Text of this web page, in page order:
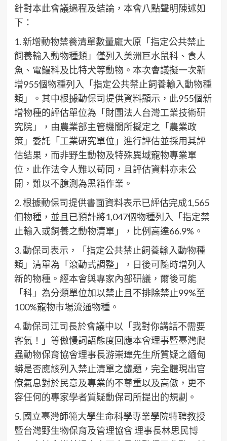
針對本此會議過程及結論，本會八點聲明陳述如
下：
1. 新增動物禁養清單數量龐大原「指定公共禁止
飼養輸入動物種類」僅列入美洲巨水鼠科、食人
魚、電鰻科及比特犬等動物。本次會議擬一次新
增955個物種列入「指定公共禁止飼養輸入動物種
類」。其中根據動保司提供資料顯示，此955個新
增物種的評估單位為「財團法人台灣工業技術研
究院」，由農業部主管機關所擬定之「農業政
策」委託「工業研究單位」進行評估並採用其評
估結果，而非野生動物及特殊異域寵物專業單
位，此作法令人難以苟同，且評估資料亦未公
開，難以不臆測為黑箱作業。
2. 根據動保司提供書面資料表示已評估完成1,565
個物種，並且已預計將1,047個物種列入「指定禁
止輸入或飼養之動物清單」，比例高達66.9%。
3. 動保司表示，「指定公共禁止飼養輸入動物種
類」清單為「滾動式調整」，日後可隨時增列入
新的物種。經本會與專家內部研議，爾後可能
「科」為分類單位加以禁止且不排除禁止99%至
100%寵物市場流通物種。
4. 動保司江司長於會議中以「我對你講話不需要
客氣！」等傲慢詞語態度回應本會理事暨臺灣爬
蟲動物保育協會理事長游崇瑋先生所質疑之緬甸
蟒是否應該列入禁止清單之議題，完全體現出官
僚氣息對於民意及專業的不尊重以及高傲，更不
容任何的專家學者質疑動保司所提出的規劃。
5. 國立臺灣師範大學生命科學專業學院特聘教授
暨台灣野生物保育及管理協會 理事長林思民博